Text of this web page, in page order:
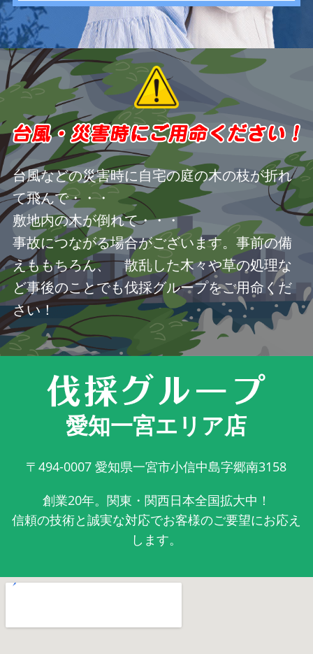
台風などの災害時に自宅の庭の木の枝が折れ
て飛んで・・・
敷地内の木が倒れて・・・
事故につながる場合がございます。事前の備
えももちろん、 散乱した木々や草の処理な
ど事後のことでも伐採グループをご用命くだ
さい！
愛知一宮エリア店
〒494-0007 愛知県一宮市小信中島字郷南3158
創業20年。関東・関西日本全国拡大中！
信頼の技術と誠実な対応でお客様のご要望にお応え
します。